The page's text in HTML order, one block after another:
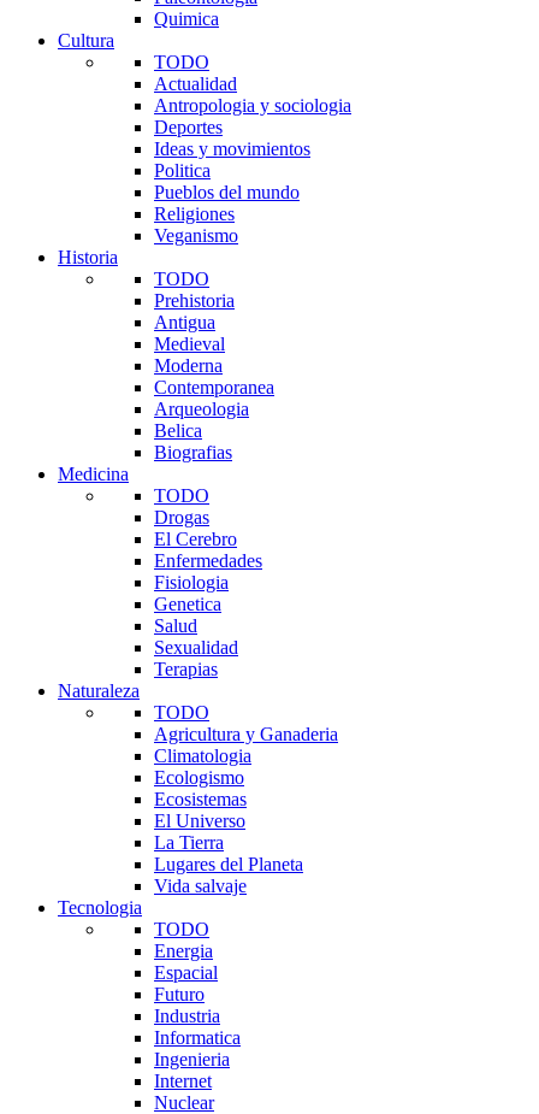
Quimica
Cultura
TODO
Actualidad
Antropologia y sociologia
Deportes
Ideas y movimientos
Politica
Pueblos del mundo
Religiones
Veganismo
Historia
TODO
Prehistoria
Antigua
Medieval
Moderna
Contemporanea
Arqueologia
Belica
Biografias
Medicina
TODO
Drogas
El Cerebro
Enfermedades
Fisiologia
Genetica
Salud
Sexualidad
Terapias
Naturaleza
TODO
Agricultura y Ganaderia
Climatologia
Ecologismo
Ecosistemas
El Universo
La Tierra
Lugares del Planeta
Vida salvaje
Tecnologia
TODO
Energia
Espacial
Futuro
Industria
Informatica
Ingenieria
Internet
Nuclear